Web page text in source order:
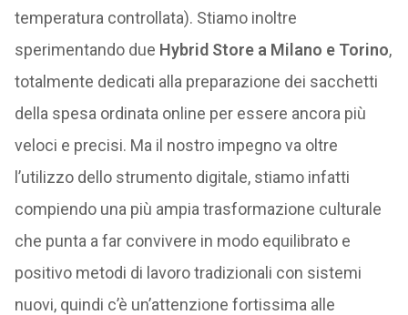
temperatura controllata). Stiamo inoltre
sperimentando due Hybrid Store a Milano e Torino,
totalmente dedicati alla preparazione dei sacchetti
della spesa ordinata online per essere ancora più
veloci e precisi. Ma il nostro impegno va oltre
l’utilizzo dello strumento digitale, stiamo infatti
compiendo una più ampia trasformazione culturale
che punta a far convivere in modo equilibrato e
positivo metodi di lavoro tradizionali con sistemi
nuovi, quindi c’è un’attenzione fortissima alle